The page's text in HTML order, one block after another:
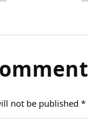
not be published *